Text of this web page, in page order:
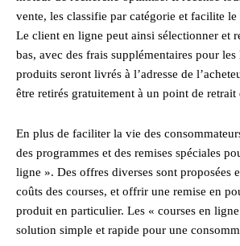
vente, les classifie par catégorie et facilite
Le client en ligne peut ainsi sélectionner et
bas, avec des frais supplémentaires pour
produits seront livrés à l’adresse de
être retirés gratuitement à un point de retrait
En plus de faciliter la vie des
des programmes et des remises spéciales
ligne ». Des offres diverses sont proposées
coûts des courses, et offrir une remise en
produit en particulier. Les « courses en
solution simple et rapide pour une